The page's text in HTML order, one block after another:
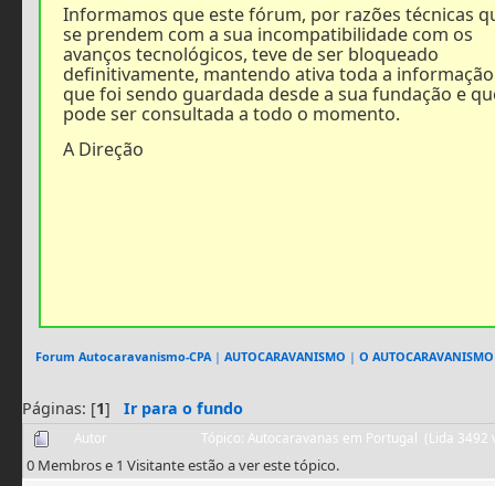
Informamos que este fórum, por razões técnicas
se prendem com a sua incompatibilidade com os
avanços tecnológicos, teve de ser bloqueado
definitivamente, mantendo ativa toda a informação
que foi sendo guardada desde a sua fundação e
pode ser consultada a todo o momento.
A Direção
Forum Autocaravanismo-CPA| AUTOCARAVANISMO | O AUTOCARAVANISMO
Páginas: [1] Ir para o fundo
Autor Tópico: Autocaravanas em Portugal (Lida 3492
0 Membros e 1 Visitante estão a ver este tópico.